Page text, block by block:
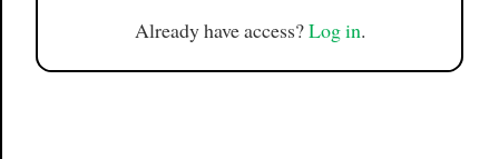
Already have access?Log in.